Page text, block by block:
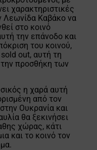
χαρακτηριστικές
Λεωνίδα Καβάκο να
στο κοινό
την επάνοδο και
του κοινού,
out, αυτή τη
προσθήκη των
η χαρά αυτή
από τον
Ουκρανία και
θα ξεκινήσει
χώρας, κάτι
και το κοινό τον